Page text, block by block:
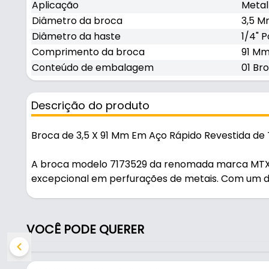
Aplicação
Metal
Diâmetro da broca
3,5
Diâmetro da haste
1/4"
Comprimento da broca
91
Conteúdo de embalagem
01
Descrição do produto
Broca de 3,5 X 91 Mm Em Aço Rápido Revestida
A broca modelo 7173529 da renomada marca
excepcional em perfurações de metais. Com
total de 91 mm, essa broca é fabricada em aço
que reduz o atrito durante a perfuração,
corte mais limpo e eficiente em metais. A haste
evitando deslizamentos mesmo em aplicações
VOCÊ PODE QUERER